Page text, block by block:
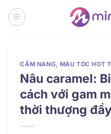
qua
CẨM NANG, MÀU TÓC HOT
Nâu caramel:
cách với gam
thời thượng